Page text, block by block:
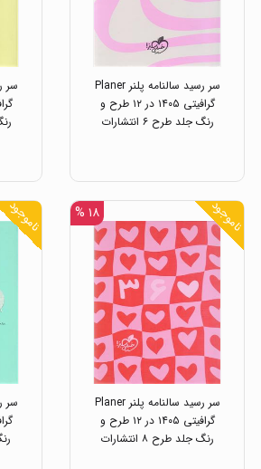
سر رسید سالنامه پلنر Planer
گرافیتی ۱۴۰۵ در ۱۲ طرح و
رنگ جلد طرح ۶ انتشارات
ناموجود ۱۸ %
سر رسید سالنامه پلنر Planer
گرافیتی ۱۴۰۵ در ۱۲ طرح و
رنگ جلد طرح ۸ انتشارات
ناموجود